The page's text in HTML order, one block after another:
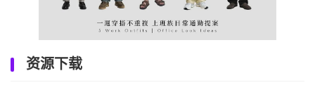
资源下载